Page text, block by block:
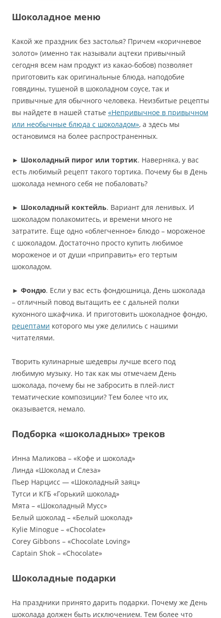
Шоколадное меню
Какой же праздник без застолья? Причем «коричневое
золото» (именно так называли ацтеки привычный
сегодня всем нам продукт из какао-бобов) позволяет
приготовить как оригинальные блюда, наподобие
говядины, тушеной в шоколадном соусе, так и
привычные для обычного человека. Неизбитые рецепты
вы найдете в нашей статье «Непривычное в привычном
или необычные блюда с шоколадом», а здесь мы
остановимся на более распространенных.
► Шоколадный пирог или тортик. Наверняка, у вас
есть любимый рецепт такого тортика. Почему бы в День
шоколада немного себя не побаловать?
► Шоколадный коктейль. Вариант для ленивых. И
шоколадом полакомитесь, и времени много не
затратите. Еще одно «облегченное» блюдо – мороженое
с шоколадом. Достаточно просто купить любимое
мороженое и от души «приправить» его тертым
шоколадом.
► Фондю. Если у вас есть фондюшница, День шоколада
– отличный повод вытащить ее с дальней полки
кухонного шкафчика. И приготовить шоколадное фондю,
рецептами которого мы уже делились с нашими
читателями.
Творить кулинарные шедевры лучше всего под
любимую музыку. Но так как мы отмечаем День
шоколада, почему бы не забросить в плей-лист
тематические композиции? Тем более что их,
оказывается, немало.
Подборка «шоколадных» треков
Инна Маликова – «Кофе и шоколад»
Линда «Шоколад и Слеза»
Пьер Нарцисс — «Шоколадный заяц»
Тутси и КГБ «Горький шоколад»
Мята – «Шоколадный Мусс»
Белый шоколад – «Белый шоколад»
Kylie Minogue – «Chocolate»
Corey Gibbons – «Chocolate Loving»
Captain Shok – «Chocolate»
Шоколадные подарки
На праздники принято дарить подарки. Почему же День
шоколада должен быть исключением. Тем более что